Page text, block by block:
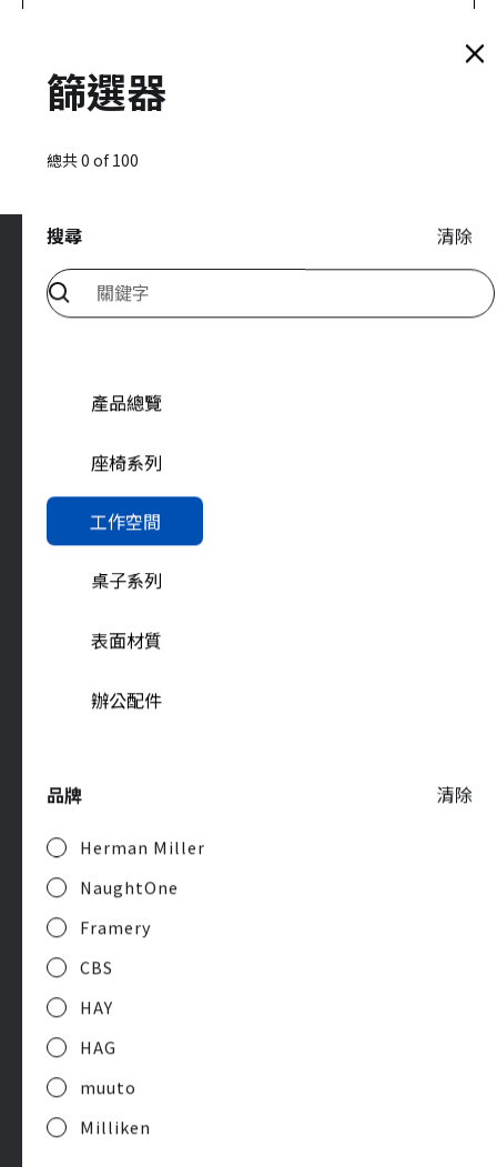
篩選器
總共0 of100
搜尋 清除
產品總覽
座椅系列
工作空間
桌子系列
表面材質
辦公配件
品牌 清除
Herman Miller
NaughtOne
Framery
CBS
HAY
HAG
muuto
Milliken
聯絡我們
客服信箱 info@yaho.com.tw
企業洽詢 contract@yaho.com.tw
代理品牌
合作客戶
辦公新知
聯絡我們
人才招募